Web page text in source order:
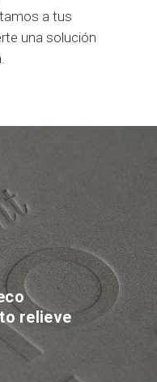
a tus
una solución
relieve